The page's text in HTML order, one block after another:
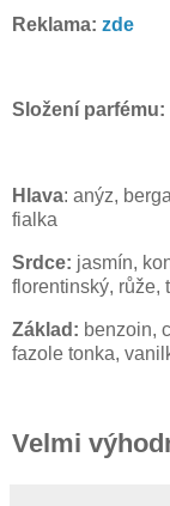
Reklama: zde
Složení parfému:
Hlava: anýz,
fialka
Srdce: jasmín,
florentinský, růže,
Základ: benzoin,
fazole tonka,
Velmi